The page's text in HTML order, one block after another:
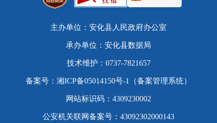
主办单位：安化县人民政府办公室
承办单位：安化县数据局
技术维护：0737-7821657
备案号： 湘ICP备05014150号-1（备案管理系统）
网站标识码：4309230002
公安机关联网备案号：43092302000143